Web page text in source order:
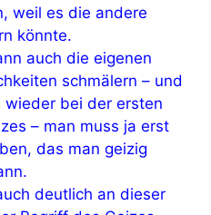
weil es die andere
könnte.
auch die eigenen
schmälern – und
bei der ersten
– man muss ja erst
das man geizig
deutlich an dieser